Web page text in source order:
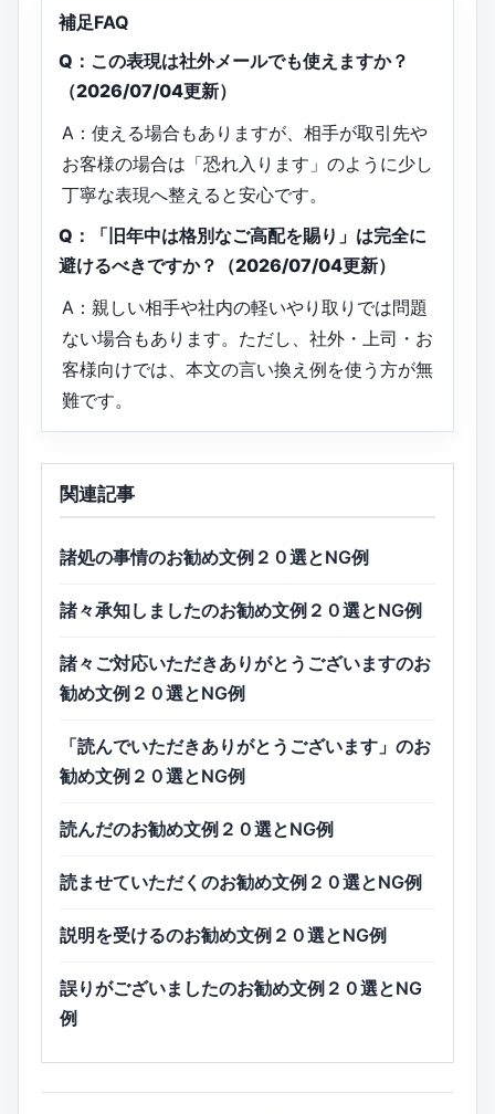
補足FAQ
Q：この表現は社外メールでも使えますか？
（2026/07/04更新）
A：使える場合もありますが、相手が取引先や
お客様の場合は「恐れ入ります」のように少し
丁寧な表現へ整えると安心です。
Q：「旧年中は格別なご高配を賜り」は完全に
避けるべきですか？（2026/07/04更新）
A：親しい相手や社内の軽いやり取りでは問題
ない場合もあります。ただし、社外・上司・お
客様向けでは、本文の言い換え例を使う方が無
難です。
関連記事
諸処の事情のお勧め文例２０選とNG例
諸々承知しましたのお勧め文例２０選とNG例
諸々ご対応いただきありがとうございますのお
勧め文例２０選とNG例
「読んでいただきありがとうございます」のお
勧め文例２０選とNG例
読んだのお勧め文例２０選とNG例
読ませていただくのお勧め文例２０選とNG例
説明を受けるのお勧め文例２０選とNG例
誤りがございましたのお勧め文例２０選とNG
例